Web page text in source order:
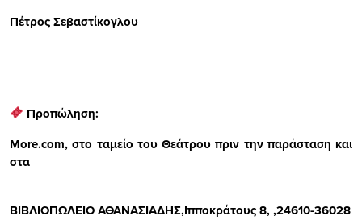
Πέτρος Σεβαστίκογλου
Προπώληση:
More.com, στο ταμείο του Θεάτρου πριν την παράσταση και
στα
ΒΙΒΛΙΟΠΩΛΕΙΟ ΑΘΑΝΑΣΙΑΔΗΣ,Ιπποκράτους 8, ,24610-36028